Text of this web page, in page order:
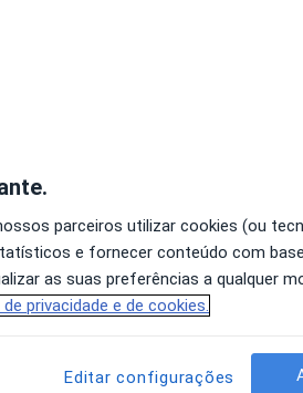
Amanhã
10 Ago
Ter,
11 Ago
Qua
12 Ago
disponível
parceiros utilizar cookies (ou
e fornecer conteúdo com
as suas preferências a qualquer
privacidade e de cookies.
Editar configurações